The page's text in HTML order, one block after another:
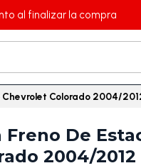
al finalizar la compra
Chevrolet Colorado 2004/
Freno De
2004/2012